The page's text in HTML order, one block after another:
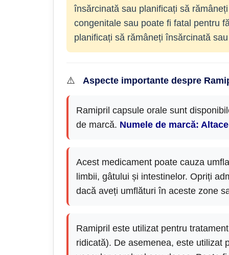
însărcinată sau planificați să
congenitale sau poate fi fatal pentru
planificați să rămâneți însărcinată
⚠️ Aspecte importante despre
Ramipril capsule orale sunt
de marcă. Numele de marcă:
Acest medicament poate cauza
limbii, gâtului și intestinelor. Opriți
dacă aveți umflături în aceste zone
Ramipril este utilizat pentru
ridicată). De asemenea, este utilizat